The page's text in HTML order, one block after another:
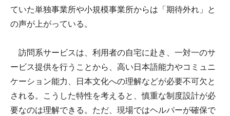
ていた単独事業所や小規模事業所からは「期待外れ」と
の声が上がっている。
訪問系サービスは、利用者の自宅に赴き、一対一のサ
ービス提供を行うことから、高い日本語能力やコミュニ
ケーション能力、日本文化への理解などが必要不可欠と
される。こうした特性を考えると、慎重な制度設計が必
要なのは理解できる。ただ、現場ではヘルパーが確保で